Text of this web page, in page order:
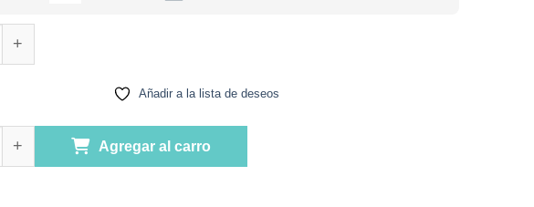
Añadir a la lista de deseos
Dientes Adulto con mango de Bambu Anatomico curvo cerdas Suaves Marca Jadi
Agregar al carro